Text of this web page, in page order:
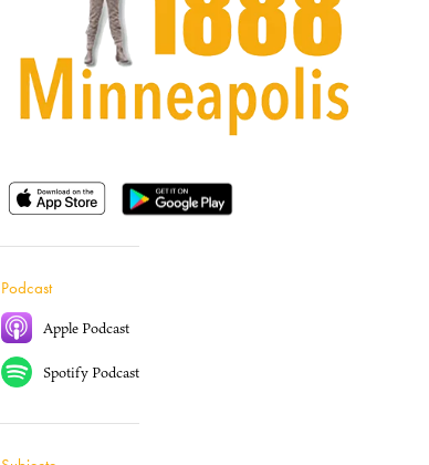
Podcast
Apple Podcast
Spotify Podcast